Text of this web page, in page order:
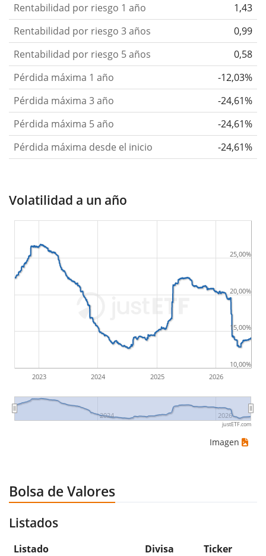
Rentabilidad por riesgo 1 año
1,43
Rentabilidad por riesgo 3 años
0,99
Rentabilidad por riesgo 5 años
0,58
Pérdida máxima 1 año
-12,03%
Pérdida máxima 3 año
-24,61%
Pérdida máxima 5 año
-24,61%
Pérdida máxima desde el inicio
-24,61%
Volatilidad a un año
2023 2024 2025 2026
2024 2026
10,00%
15,00%
20,00%
25,00%
justETF.com
Imagen
Bolsa de Valores
Listados
Listado Divisa
Ticker